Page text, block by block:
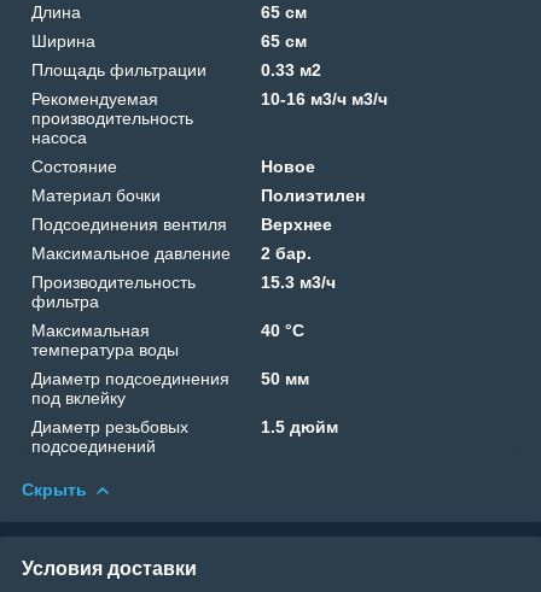
Длина
65 см
Ширина
65 см
Площадь фильтрации
0.33 м2
Рекомендуемая
производительность
насоса
10-16 м3/ч м3/ч
Состояние
Новое
Материал бочки
Полиэтилен
Подсоединения вентиля
Верхнее
Максимальное давление
2 бар.
Производительность
фильтра
15.3 м3/ч
Максимальная
температура воды
40 °C
Диаметр подсоединения
под вклейку
50 мм
Диаметр резьбовых
подсоединений
1.5 дюйм
Скрыть
Условия доставки